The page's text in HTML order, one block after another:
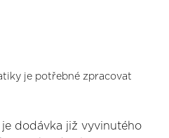
je potřebné zpracovat
dodávka již vyvinutého